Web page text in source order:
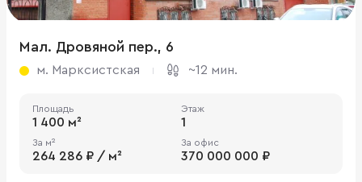
Мал. Дровяной пер., 6
м. Марксистская ~12 мин.
Площадь
1 400 м²
Этаж
1
За м²
264 286 ₽ / м²
За офис
370 000 000 ₽